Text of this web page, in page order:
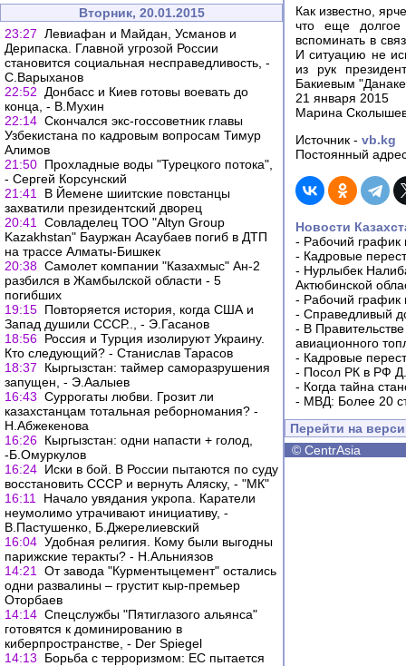
Вторник, 20.01.2015
23:27 Левиафан и Майдан, Усманов и
Дерипаска. Главной угрозой России
становится социальная несправедливость, -
С.Варыханов
22:52
Донбасс и Киев готовы воевать до
конца, - В.Мухин
22:14 Скончался экс-госсоветник главы
Узбекистана по кадровым вопросам Тимур
Алимов
21:50 Прохладные воды "Турецкого потока",
- Сергей Корсунский
21:41
В Йемене шиитские повстанцы
захватили президентский дворец
20:41
Совладелец ТОО "Altyn Group
Kazakhstan" Бауржан Асаубаев погиб в ДТП
на трассе Алматы-Бишкек
20:38 Самолет компании "Казахмыс" Ан-2
разбился в Жамбылской области - 5
погибших
19:15 Повторяется история, когда США и
Запад душили СССР.., - Э.Гасанов
18:56 Россия и Турция изолируют Украину.
Кто следующий? - Станислав Тарасов
18:37
Кыргызстан: таймер саморазрушения
запущен, - Э.Аалыев
16:43 Суррогаты любви. Грозит ли
казахстанцам тотальная реборномания? -
Н.Абжекенова
16:26 Кыргызстан: одни напасти + голод,
-Б.Омуркулов
16:24 Иски в бой. В России пытаются по суду
восстановить СССР и вернуть Аляску, - "МК"
16:11
Начало увядания укропа. Каратели
неумолимо утрачивают инициативу, -
В.Пастушенко, Б.Джерелиевский
16:04 Удобная религия. Кому были выгодны
парижские теракты? - Н.Альниязов
14:21
От завода "Курментыцемент" остались
одни развалины – грустит кыр-премьер
Оторбаев
14:14 Спецслужбы "Пятиглазого альянса"
готовятся к доминированию в
киберпространстве, - Der Spiegel
14:13
Борьба с терроризмом: ЕС пытается
Как известно,
что еще долгое
вспоминать в
И ситуацию не
из рук
Бакиевым
21 января 2015
Марина
Источник - vb.kg
Постоянный
Новости
- Рабочий график
- Кадровые
- Нурлыбек
Актюбинской
- Рабочий график
- Справедливый
- В
авиационного
- Кадровые
- Посол РК в РФ
- Когда тайна
- МВД: Более 20
Перейти на
© CentrAsia